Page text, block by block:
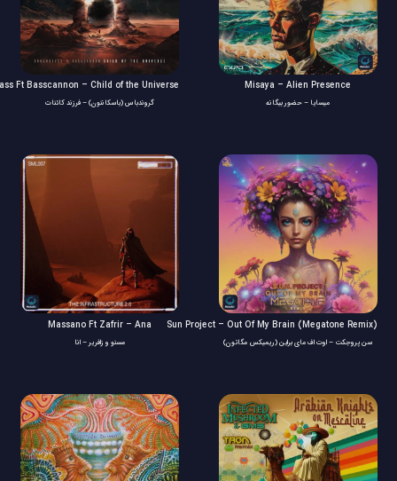
Misaya – Alien Presence
میسایا – حضور بیگانه
Ft Basscannon – Child of the Universe
گروندباس (باسکاننون) – فرزند کائنات
Sun Project – Out Of My Brain (Megatone Remix)
سن پروجکت – اوت اف مای براین (ریمیکس مگاتون)
Massano Ft Zafrir – Ana
مسنو و زافریر – انا